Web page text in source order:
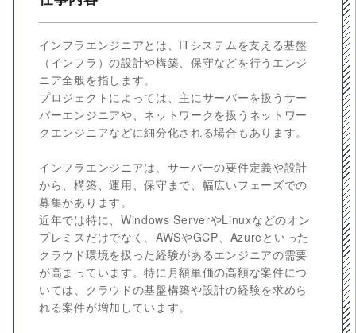
インフラエンジニアとは、ITシステムを支える基盤
（インフラ）の設計や構築、保守などを行うエンジ
ニア全般を指します。
プロジェクトによっては、主にサーバーを扱うサー
バーエンジニアや、ネットワークを扱うネットワー
クエンジニアなどに細分化される場合もあります。
インフラエンジニアは、サーバーの要件定義や設計
から、構築、運用、保守まで、幅広いフェーズでの
募集があります。
近年では特に、Windows ServerやLinuxなどのオン
プレミスだけでなく、AWSやGCP、Azureといった
クラウド環境を扱った経験があるエンジニアの需要
が高まっています。特に月額単価の高額な案件につ
いては、クラウドの基盤構築や設計の経験を求めら
れる案件が増加しています。